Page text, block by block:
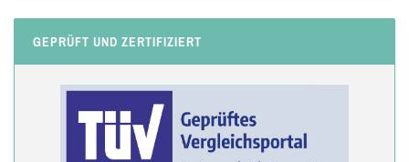
GEPRÜFT UND ZERTIFIZIERT